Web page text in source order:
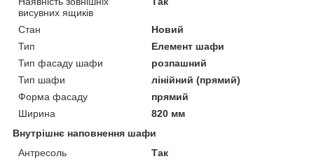
висувних ящиків
Стан
Новий
Тип
Елемент шафи
Тип фасаду шафи
розпашний
Тип шафи
лінійний (прямий)
Форма фасаду
прямий
Ширина
820 мм
Внутрішнє наповнення шафи
Антресоль
Так